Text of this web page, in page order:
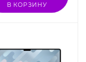
В КОРЗИНУ